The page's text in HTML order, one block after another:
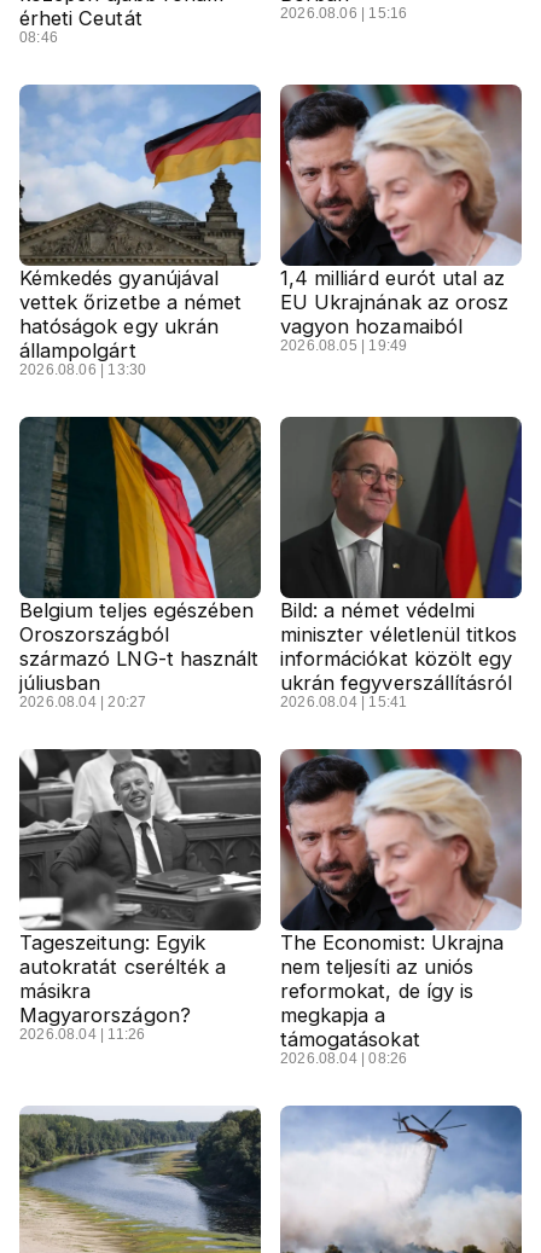
érheti Ceutát
08:46
2026.08.06 | 15:16
Kémkedés gyanújával
vettek őrizetbe a német
hatóságok egy ukrán
állampolgárt
2026.08.06 | 13:30
1,4 milliárd eurót utal az
EU Ukrajnának az orosz
vagyon hozamaiból
2026.08.05 | 19:49
Belgium teljes egészében
Oroszországból
származó LNG-t használt
júliusban
2026.08.04 | 20:27
Bild: a német védelmi
miniszter véletlenül titkos
információkat közölt egy
ukrán fegyverszállításról
2026.08.04 | 15:41
Tageszeitung: Egyik
autokratát cserélték a
másikra
Magyarországon?
2026.08.04 | 11:26
The Economist: Ukrajna
nem teljesíti az uniós
reformokat, de így is
megkapja a
támogatásokat
2026.08.04 | 08:26